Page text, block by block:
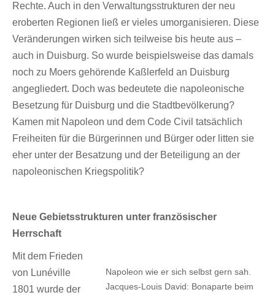
Rechte. Auch in den Verwaltungsstrukturen der neu
eroberten Regionen ließ er vieles umorganisieren. Diese
Veränderungen wirken sich teilweise bis heute aus –
auch in Duisburg. So wurde beispielsweise das damals
noch zu Moers gehörende Kaßlerfeld an Duisburg
angegliedert. Doch was bedeutete die napoleonische
Besetzung für Duisburg und die Stadtbevölkerung?
Kamen mit Napoleon und dem Code Civil tatsächlich
Freiheiten für die Bürgerinnen und Bürger oder litten sie
eher unter der Besatzung und der Beteiligung an der
napoleonischen Kriegspolitik?
Neue Gebietsstrukturen unter französischer
Herrschaft
Napoleon wie er sich selbst gern sah.
Jacques-Louis David: Bonaparte beim
Mit dem Frieden
von Lunéville
1801 wurde der